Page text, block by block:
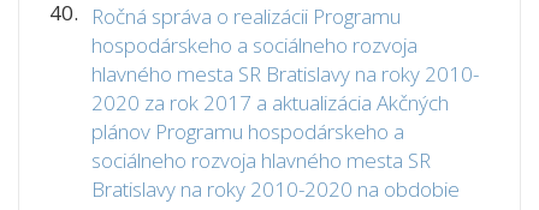
40.
Ročná správa o realizácii Programu
hospodárskeho a sociálneho rozvoja
hlavného mesta SR Bratislavy na roky 2010-
2020 za rok 2017 a aktualizácia Akčných
plánov Programu hospodárskeho a
sociálneho rozvoja hlavného mesta SR
Bratislavy na roky 2010-2020 na obdobie